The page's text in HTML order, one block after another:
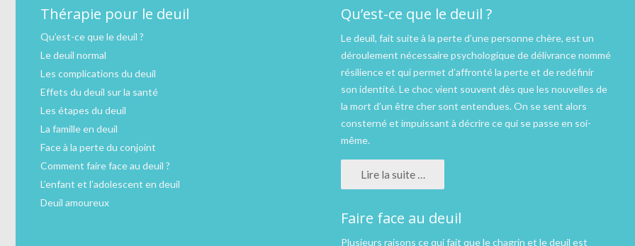
Thérapie pour le deuil
Qu’est-ce que le deuil ?
Le deuil normal
Les complications du deuil
Effets du deuil sur la santé
Les étapes du deuil
La famille en deuil
Face à la perte du conjoint
Comment faire face au deuil ?
L’enfant et l’adolescent en deuil
Deuil amoureux
Qu’est-ce que le deuil ?
Le deuil, fait suite à la perte d’une personne chère, est un
déroulement nécessaire psychologique de délivrance nommé
résilience et qui permet d’affronté la perte et de redéfinir
son identité. Le choc vient souvent dès que les nouvelles de
la mort d’un être cher sont entendues. On se sent alors
consterné et impuissant à décrire ce qui se passe en soi-
même.
Lire la suite …
Faire face au deuil
Plusieurs raisons ce qui fait que le chagrin et le deuil est